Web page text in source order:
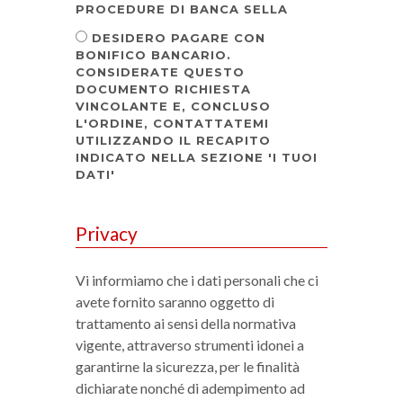
PROCEDURE DI BANCA SELLA
DESIDERO PAGARE CON
BONIFICO BANCARIO.
CONSIDERATE QUESTO
DOCUMENTO RICHIESTA
VINCOLANTE E, CONCLUSO
L'ORDINE, CONTATTATEMI
UTILIZZANDO IL RECAPITO
INDICATO NELLA SEZIONE 'I TUOI
DATI'
Privacy
Vi informiamo che i dati personali che ci
avete fornito saranno oggetto di
trattamento ai sensi della normativa
vigente, attraverso strumenti idonei a
garantirne la sicurezza, per le finalità
dichiarate nonché di adempimento ad